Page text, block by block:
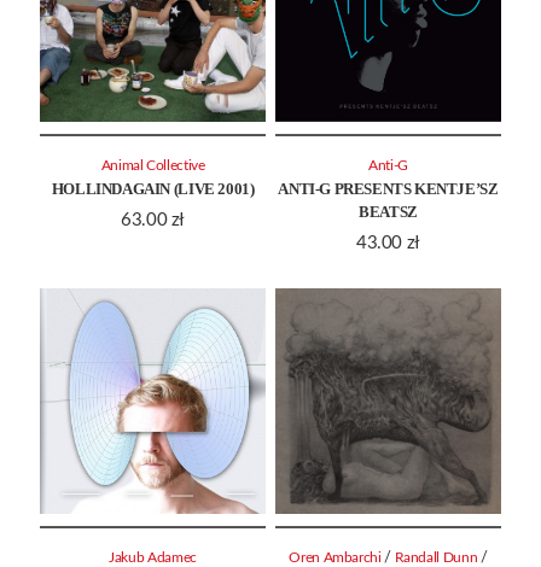
HOLLINDAGAIN (LIVE 2001)
63.00 zł
Animal Collective
ANTI-G PRESENTS KENTJE’SZ
BEATSZ
43.00 zł
Anti-G
Jakub Adamec Oren Ambarchi / Randall Dunn /